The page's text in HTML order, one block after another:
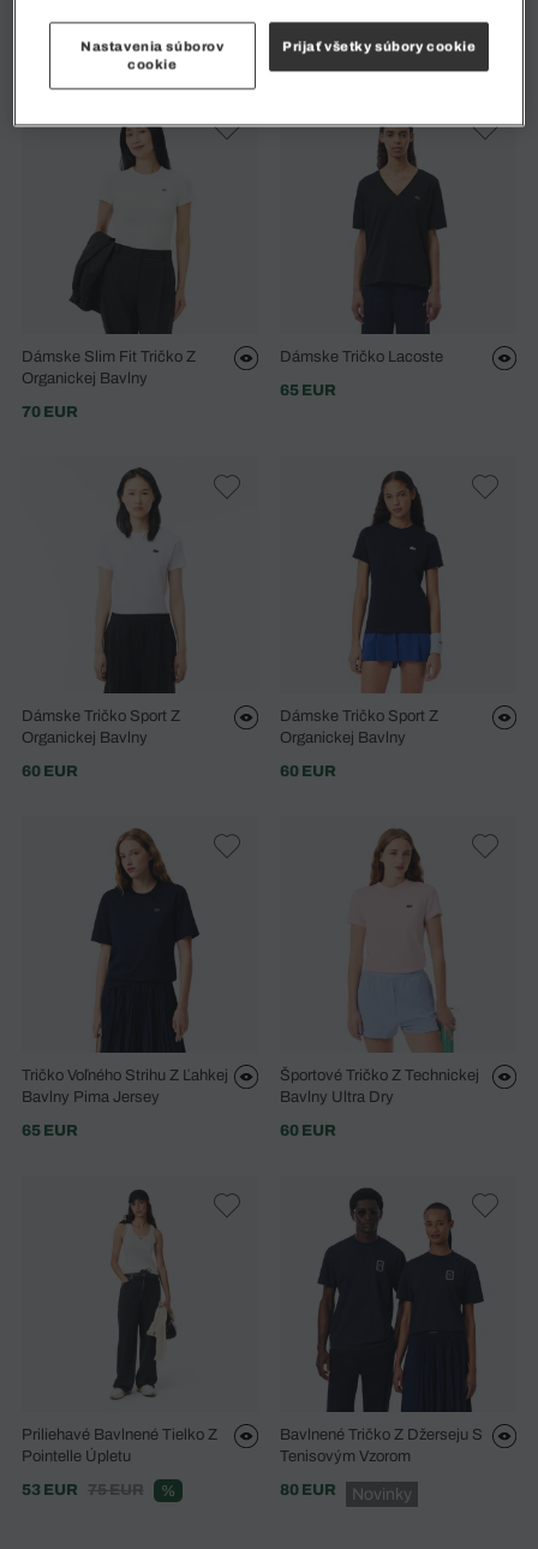
Tričko Úzkeho Strihu
Dámske Slim Fit Tričko Z
Organickej Bavlny
70 EUR
Dámske Tričko Lacoste
65 EUR
Dámske Tričko Sport Z
Organickej Bavlny
60 EUR
Dámske Tričko Sport Z
Organickej Bavlny
60 EUR
Tričko Voľného Strihu Z Ľahkej
Bavlny Pima Jersey
65 EUR
Športové Tričko Z Technickej
Bavlny Ultra Dry
60 EUR
Priliehavé Bavlnené Tielko Z
Pointelle Úpletu
53 EUR
75 EUR %
Bavlnené Tričko Z Džerseju S
Tenisovým Vzorom
80 EUR
Novinky
Nastavenia súborov
cookie
Prijať všetky súbory cookie